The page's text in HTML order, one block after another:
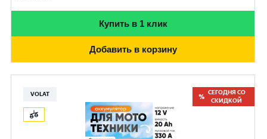
Купить в 1 клик
Добавить в корзину
VOLAT
СЕГОДНЯ СО
СКИДКОЙ